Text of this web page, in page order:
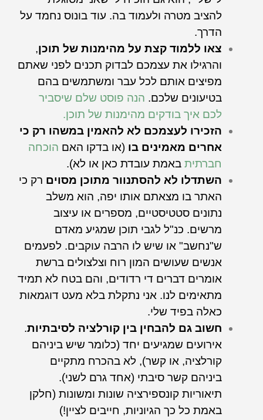
להציב מטרה ולעמוד בה. עוד בונוס נחמד על
הדרך.
צאו ללמוד קצת על מהימנות של תוכן,
והרגילו את עצמכם לבדוק תכנים לפני שאתם
מפיצים אותם לכל עבר ומשתמשים בהם
בטיעונים שלכם. הנה פוסט שלם שיסביר
לכם איך בודקים מהימנות של תוכן.
הזכירו לעצמכם לא להאמין במשהו רק כי
אחרים מאמינים בו (או בדקו האם הוכחה
חברתית באמת עובדת כאן או לא).
השתדלו לא להסתנוור מתוכן מסוים רק כי
האתר בו מצאתם אותו יפה, הוא משלב
נתונים סטטיסטיים, מספרים או עיצוב
מרשים. כנ"ל לגבי תוכן שמגיע מאדם
ש"נחשב" או שיש לו הרבה עוקבים. לפעמים
אנשים שעושים המון רוח וצלצולים ברשת
אומרים דברים די רדודים, והם בטח לא תמיד
מתאימים לנו. אני נתקלת בלא מעט דוגמאות
כאלה בפיד שלי.
חשוב גם להבחין בין קורלציה לסיבתיות.
אירועים שמגיעים יחד (כלומר שיש ביניהם
קורלציה, או קשר), לא בהכרח מתקיים
ביניהם קשר סיבתי (אחד גרם לשני).
תיאוריות קונספירציה שונות ומשונות (חלקן
באמת כל כך הגיוניות, חייבים לציין!)